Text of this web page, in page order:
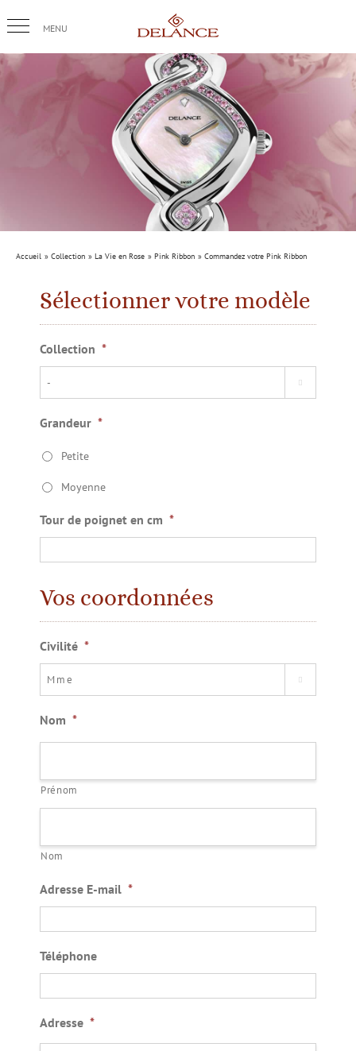
au
contenu
Accueil Collection La Vie en Rose Pink Ribbon Commandez votre Pink Ribbon
Sélectionner votre modèle
Collection *

Grandeur *
Petite
Moyenne
Tour de poignet en cm *
Vos coordonnées
Civilité *

Nom *
Prénom
Nom
Adresse E-mail *
Téléphone
Adresse *